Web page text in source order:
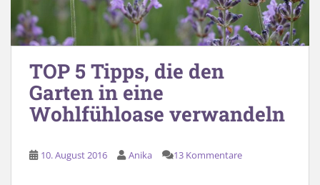
TOP 5 Tipps, die den
Garten in eine
Wohlfühloase verwandeln
10. August 2016 Anika 13 Kommentare